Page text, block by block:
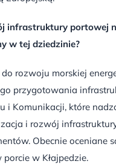
infrastruktury portowej
w tej dziedzinie?
rozwoju morskiej
przygotowania
i Komunikacji, które
i rozwój
Obecnie oceniane
w Kłajpedzie.